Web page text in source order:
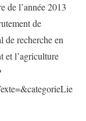
de l’année 2013
de
de recherche en
et l’agriculture